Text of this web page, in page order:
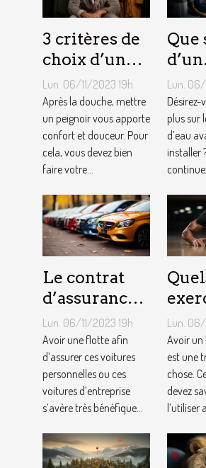
3 critères de
choix d’un
peignoir de
bain pour
homme ?
Lun. 06/11/2023 19h
Après la douche, mettre
un peignoir vous apporte
confort et douceur. Pour
cela, vous devez bien
faire votre...
Que
d’un
Lun. 06/
Désirez-
plus sur
d’eau
installer
Le contrat
d’assurance
auto par
flotte : est-il
si
bénéfique ?
Lun. 06/11/2023 19h
Avoir une flotte afin
d’assurer ces voitures
personnelles ou ces
voitures d’entreprise
s’avère très bénéfique...
faire
gym
Lun. 06/
Avoir un
est une
chose.
devez
l’utiliser